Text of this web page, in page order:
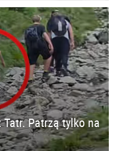
Tatr. Patrzą tylko na